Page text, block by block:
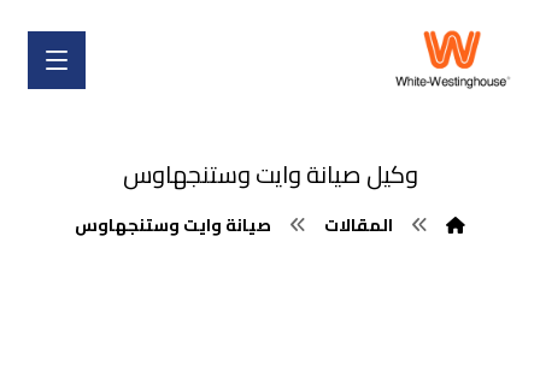
وكيل صيانة وايت وستنجهاوس
المقالات صيانة وايت وستنجهاوس